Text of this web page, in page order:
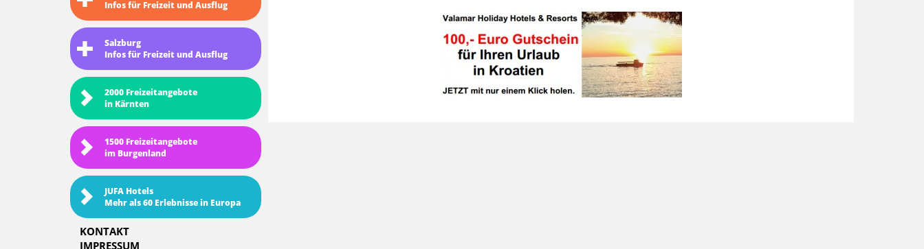
Infos für Freizeit und Ausflug
Salzburg
Infos für Freizeit und Ausflug
2000 Freizeitangebote
in Kärnten
1500 Freizeitangebote
im Burgenland
JUFA Hotels
Mehr als 60 Erlebnisse in Europa
KONTAKT
IMPRESSUM